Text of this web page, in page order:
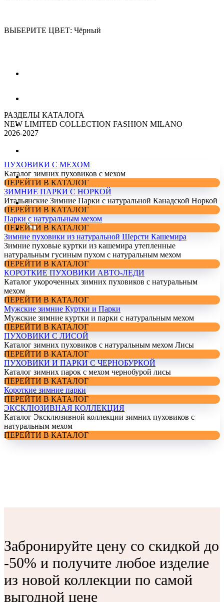
ВЫБЕРИТЕ ЦВЕТ: Чёрный
РАЗДЕЛЫ КАТАЛОГА
NEW LIMITED COLLECTION FASHION MILANO
2026-2027
ПУХОВИКИ С МЕХОМ
Каталог зимних пуховиков с мехом
ПЕРЕЙТИ В КАТАЛОГ
ЗИМНИЕ ПАРКИ С НОРКОЙ
Итальянские Зимние Парки с натуральной Канадской Норкой
ПЕРЕЙТИ В КАТАЛОГ
Парки с натуральным мехом
ПЕРЕЙТИ В КАТАЛОГ
Зимние пуховики из натуральной Шерсти Кашемира
Зимние пуховые куртки из кашемира утепленные
натуральным гусиным пухом с натуральным мехом
ПЕРЕЙТИ В КАТАЛОГ
КОРОТКИЕ ПУХОВИКИ АВТО-ЛЕДИ
Каталог укороченных зимних пуховиков с натуральным
мехом
ПЕРЕЙТИ В КАТАЛОГ
Мужские зимние Куртки и Парки
Мужские зимние куртки и парки с натуральным мехом
ПЕРЕЙТИ В КАТАЛОГ
ПУХОВИКИ С ЛИСОЙ
Каталог зимних пуховиков с натуральным мехом Лисы
ПЕРЕЙТИ В КАТАЛОГ
ПУХОВИКИ И ПАРКИ С ЧЕРНОБУРКОЙ
Каталог зимних парок с мехом чернобурой лисы
ПЕРЕЙТИ В КАТАЛОГ
Короткие зимние парки
ПЕРЕЙТИ В КАТАЛОГ
ЭКСКЛЮЗИВНАЯ КОЛЛЕКЦИЯ
Каталог Эксклюзивной коллекции зимних пуховиков с
натуральным мехом
ПЕРЕЙТИ В КАТАЛОГ
Забронируйте цену со скидкой до
-50% и получите любое изделие
из новой коллекции по самой
выгодной цене